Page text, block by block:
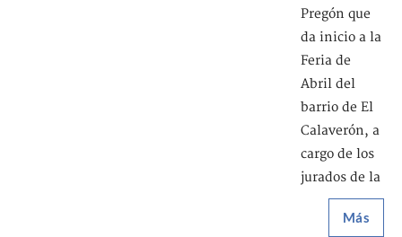
Pregón que
da inicio a la
Feria de
Abril del
barrio de El
Calaverón, a
cargo de los
jurados de la
Más